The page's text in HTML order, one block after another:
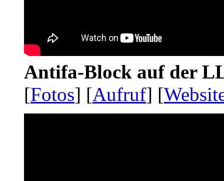
Antifa-Block auf der
[Fotos] [Aufruf] [